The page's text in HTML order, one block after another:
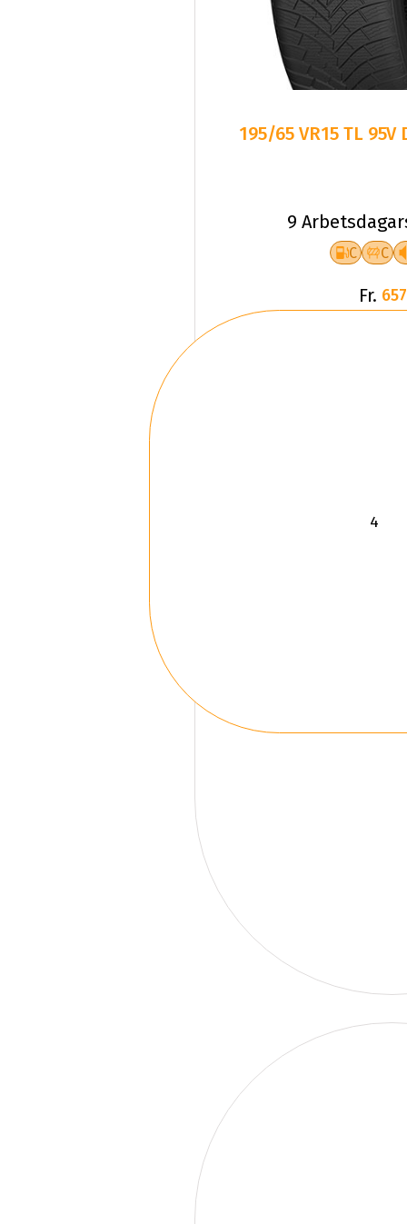
195/65 VR15 TL 95V
9
C C
Fr.